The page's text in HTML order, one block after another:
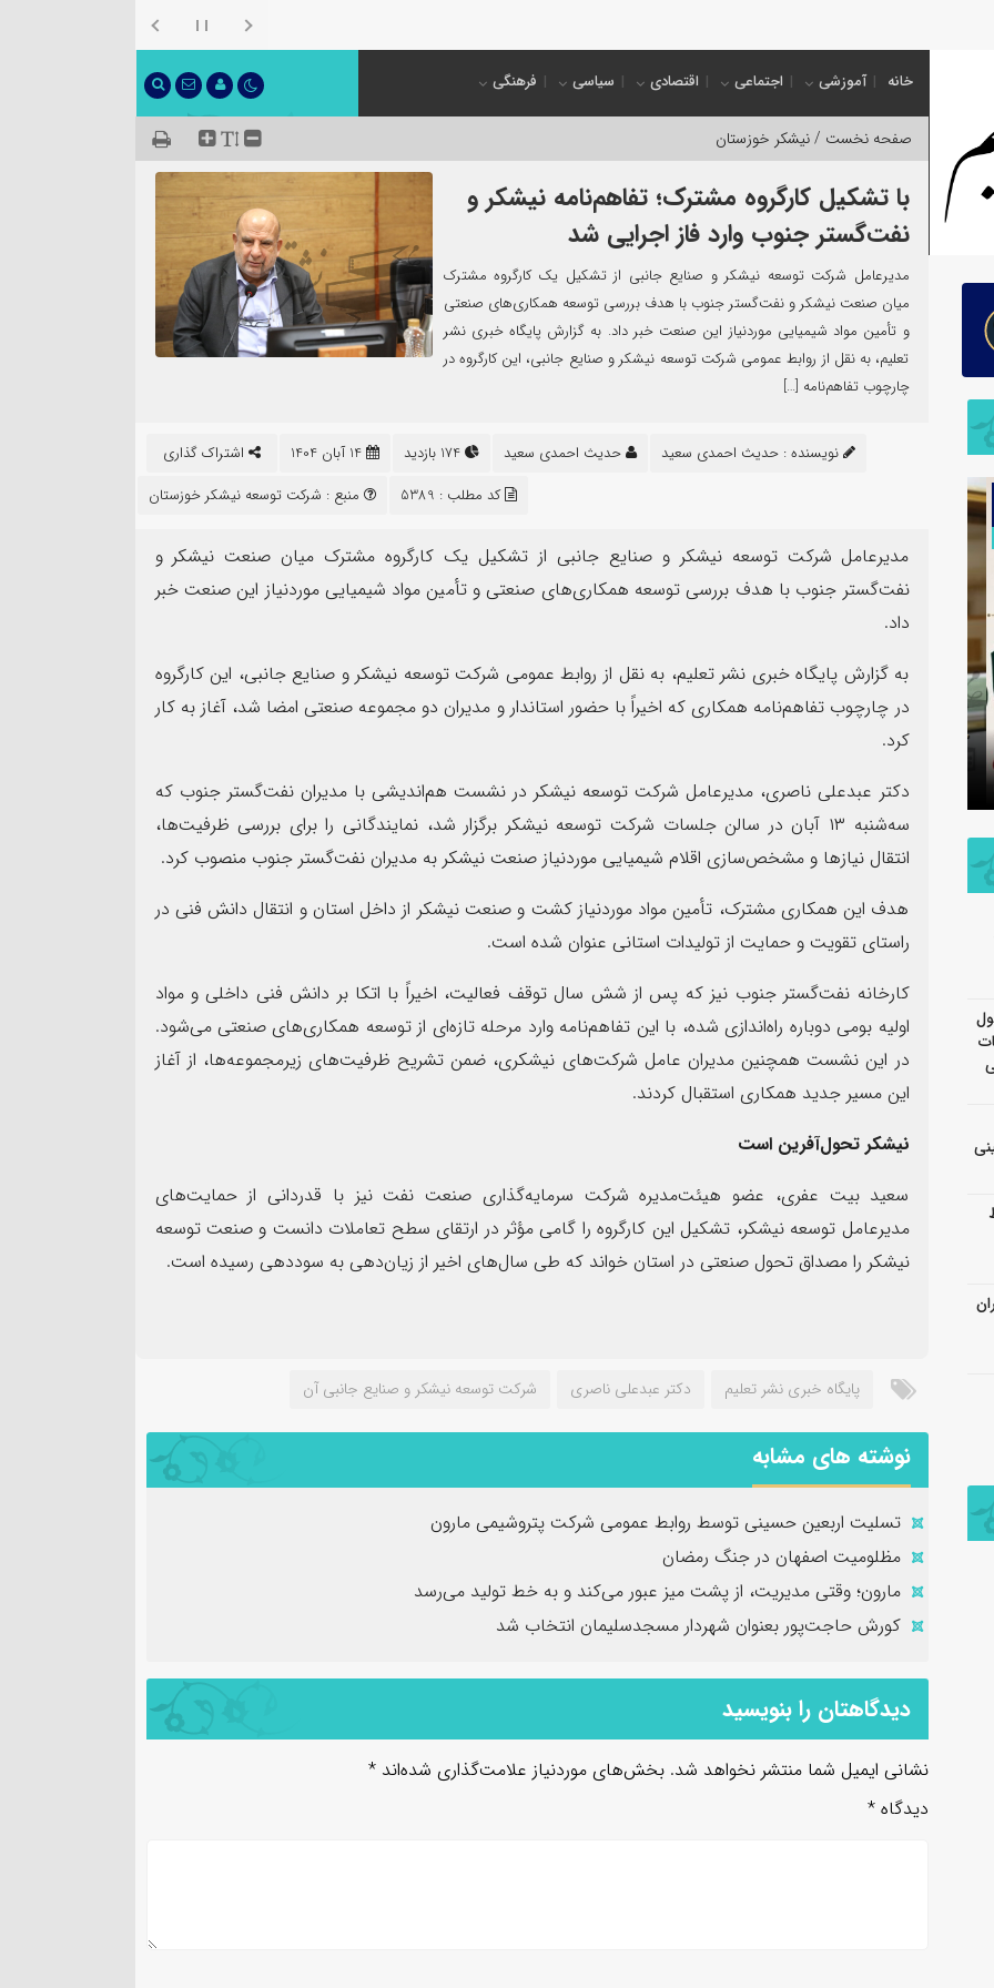
جدید
خانه آموزشی اجتماعی اقتصادی سیاسی فرهنگی
صفحه نخست /نیشکر خوزستان
با تشکیل کارگروه مشترک؛ تفاهم‌نامه نیشکر و
نفت‌گستر جنوب وارد فاز اجرایی شد
مدیرعامل شرکت توسعه نیشکر و صنایع جانبی از تشکیل یک کارگروه مشترک
میان صنعت نیشکر و نفت‌گستر جنوب با هدف بررسی توسعه همکاری‌های صنعتی
و تأمین مواد شیمیایی موردنیاز این صنعت خبر داد. به گزارش پایگاه خبری نشر
تعلیم، به نقل از روابط‌ عمومی شرکت توسعه نیشکر و صنایع جانبی، این کارگروه در
چارچوب تفاهم‌نامه […]
اشتراک گذاری حدیث احمدی سعید نویسنده : حدیث احمدی سعید
منبع : شرکت توسعه نیشکر خوزستان کد مطلب : 5389
مدیرعامل شرکت توسعه نیشکر و صنایع جانبی از تشکیل یک کارگروه مشترک میان صنعت نیشکر و
نفت‌گستر جنوب با هدف بررسی توسعه همکاری‌های صنعتی و تأمین مواد شیمیایی موردنیاز این صنعت خبر
داد.
به گزارش پایگاه خبری نشر تعلیم، به نقل از روابط‌ عمومی شرکت توسعه نیشکر و صنایع جانبی، این کارگروه
در چارچوب تفاهم‌نامه همکاری که اخیراً با حضور استاندار و مدیران دو مجموعه صنعتی امضا شد، آغاز به کار
کرد.
دکتر عبدعلی ناصری، مدیرعامل شرکت توسعه نیشکر در نشست هم‌اندیشی با مدیران نفت‌گستر جنوب که
سه‌شنبه ۱۳ آبان در سالن جلسات شرکت توسعه نیشکر برگزار شد، نمایندگانی را برای بررسی ظرفیت‌ها،
انتقال نیازها و مشخص‌سازی اقلام شیمیایی موردنیاز صنعت نیشکر به مدیران نفت‌گستر جنوب منصوب کرد.
هدف این همکاری مشترک، تأمین مواد موردنیاز کشت و صنعت نیشکر از داخل استان و انتقال دانش فنی در
راستای تقویت و حمایت از تولیدات استانی عنوان شده است.
کارخانه نفت‌گستر جنوب نیز که پس از شش سال توقف فعالیت، اخیراً با اتکا بر دانش فنی داخلی و مواد
اولیه بومی دوباره راه‌اندازی شده، با این تفاهم‌نامه وارد مرحله تازه‌ای از توسعه همکاری‌های صنعتی می‌شود.
در این نشست همچنین مدیران عامل شرکت‌های نیشکری، ضمن تشریح ظرفیت‌های زیرمجموعه‌ها، از آغاز
این مسیر جدید همکاری استقبال کردند.
نیشکر تحول‌آفرین است
سعید بیت عفری، عضو هیئت‌مدیره شرکت سرمایه‌گذاری صنعت نفت نیز با قدردانی از حمایت‌های
مدیرعامل توسعه نیشکر، تشکیل این کارگروه را گامی مؤثر در ارتقای سطح تعاملات دانست و صنعت توسعه
نیشکر را مصداق تحول صنعتی در استان خواند که طی سال‌های اخیر از زیان‌دهی به سوددهی رسیده است.
پایگاه خبری نشر تعلیم دکتر عبدعلی ناصری شرکت توسعه نیشکر و صنایع جانبی آن
نوشته های مشابه
تسلیت اربعین حسینی توسط روابط عمومی شرکت پتروشیمی مارون
مظلومیت اصفهان در جنگ رمضان
مارون؛ وقتی مدیریت، از پشت میز عبور می‌کند و به خط تولید می‌رسد
کورش حاجت‌پور بعنوان شهردار مسجدسلیمان انتخاب شد
دیدگاهتان را بنویسید
نشانی ایمیل شما منتشر نخواهد شد. بخش‌های موردنیاز علامت‌گذاری شده‌اند *
دیدگاه *
پیام فرمانده سپاه شهرستان بندرماهشهر
۱۷
سرهنگ سجاد بهمئی